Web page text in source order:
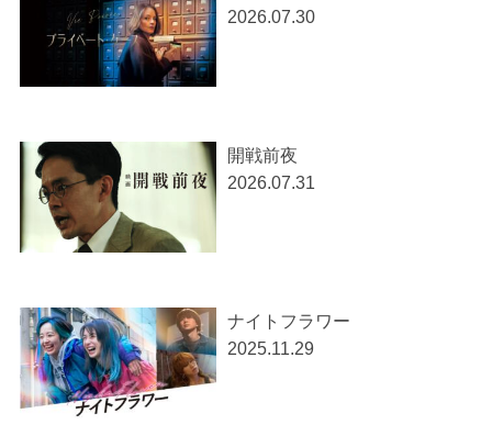
2026.07.30
開戦前夜
2026.07.31
ナイトフラワー
2025.11.29